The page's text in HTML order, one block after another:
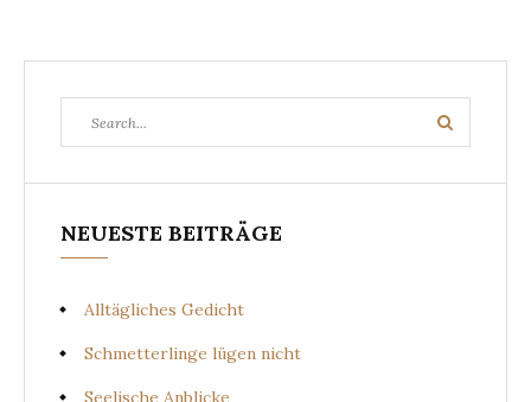
for:
Search
NEUESTE BEITRÄGE
Alltägliches Gedicht
Schmetterlinge lügen nicht
Seelische Anblicke